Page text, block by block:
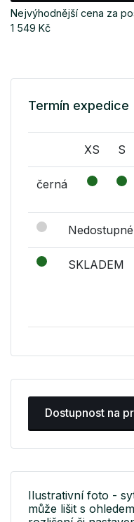
Nejvýhodnější cena za
1 549 Kč
Termín expedice
XS S
černá
Nedostupné
SKLADEM
Dostupnost na
Ilustrativní foto -
může lišit s